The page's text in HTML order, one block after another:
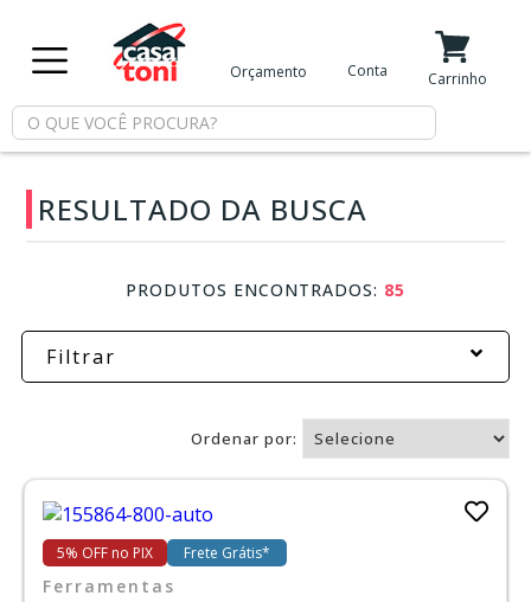
Minha Conta
Meus Favoritos
Departamentos
Tintas
Reforma
Piscina
Ferramentas
Orçamento Conta Carrinho
RESULTADO DA BUSCA
PRODUTOS ENCONTRADOS: 85
Filtrar
Ordenar por:
5% OFF no PIX Frete Grátis*
Ferramentas